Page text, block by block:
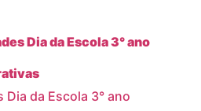
da Escola 3° ano